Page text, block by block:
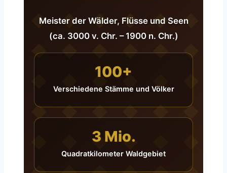
Meister der Wälder, Flüsse und Seen
(ca. 3000 v. Chr. – 1900 n. Chr.)
100+
Verschiedene Stämme und Völker
3 Mio.
Quadratkilometer Waldgebiet